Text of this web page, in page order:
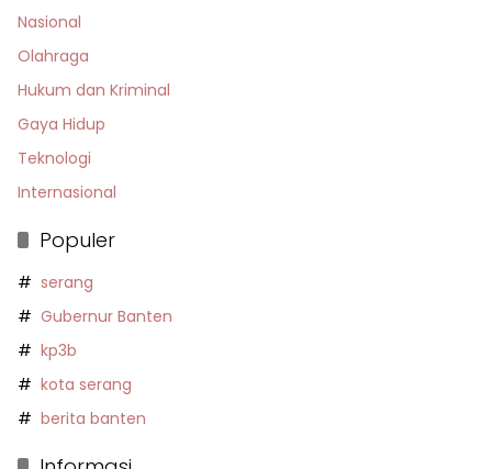
Nasional
Olahraga
Hukum dan Kriminal
Gaya Hidup
Teknologi
Internasional
Populer
serang
Gubernur Banten
kp3b
kota serang
berita banten